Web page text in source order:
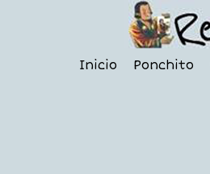
Inicio Ponchito